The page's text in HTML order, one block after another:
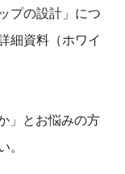
プの設計」につ
細資料（ホワイ
」とお悩みの方
。